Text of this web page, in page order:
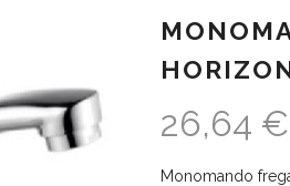
26,64 €
Monomando